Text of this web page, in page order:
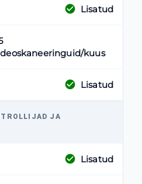
Lisatud
kuus
Lisatud
JA
Lisatud